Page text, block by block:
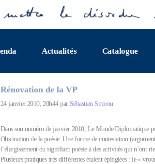
Actualités Catalogue
Rénovation de la VP
24 janvier 2010, 20h44 par Sébastien Smirou
Dans son numéro de janvier 2010, Le Monde Diplomatique
Obstination de la poésie. Une forme de contestation
l’élargissement du signifiant poésie à des activités qui n’ont
Plusieurs pratiques très différentes étaient épinglées : le «